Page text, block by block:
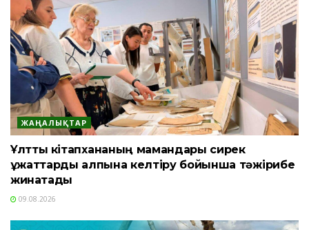
ЖАҢАЛЫҚТАР
Ұлттық кітапхананың мамандары сирек
құжаттарды қалпына келтіру бойынша тәжірибе
жинақтады
09.08.2026